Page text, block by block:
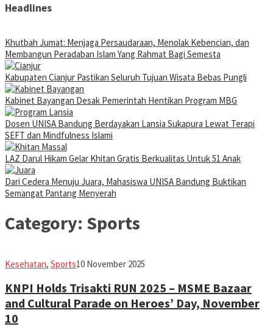
Headlines
Khutbah Jumat: Menjaga Persaudaraan, Menolak Kebencian, dan
Membangun Peradaban Islam Yang Rahmat Bagi Semesta
Kabupaten Cianjur Pastikan Seluruh Tujuan Wisata Bebas Pungli
Kabinet Bayangan Desak Pemerintah Hentikan Program MBG
Dosen UNISA Bandung Berdayakan Lansia Sukapura Lewat Terapi
SEFT dan Mindfulness Islami
LAZ Darul Hikam Gelar Khitan Gratis Berkualitas Untuk 51 Anak
Dari Cedera Menuju Juara, Mahasiswa UNISA Bandung Buktikan
Semangat Pantang Menyerah
Category: Sports
Kesehatan, Sportsfathiyya
10 November 2025
KNPI Holds Trisakti RUN 2025 – MSME Bazaar
and Cultural Parade on Heroes’ Day, November
10